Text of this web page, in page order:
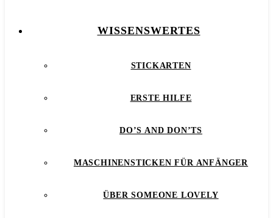
WISSENSWERTES
STICKARTEN
ERSTE HILFE
DO’S AND DON’TS
MASCHINENSTICKEN FÜR ANFÄNGER
ÜBER SOMEONE LOVELY